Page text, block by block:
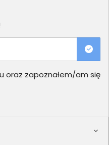
oraz zapoznałem/am się